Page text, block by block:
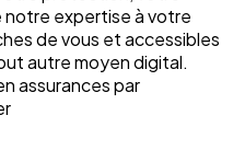
expertise à votre
de vous et accessibles
autre moyen digital.
assurances par